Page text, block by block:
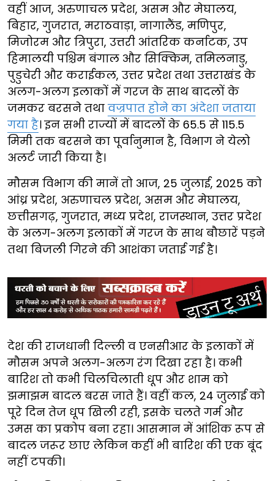
वहीं आज, अरुणाचल प्रदेश, असम और मेघालय,
बिहार, गुजरात, मराठवाड़ा, नागालैंड, मणिपुर,
मिजोरम और त्रिपुरा, उत्तरी आंतरिक कर्नाटक, उप
हिमालयी पश्चिम बंगाल और सिक्किम, तमिलनाडु,
पुडुचेरी और कराईकल, उत्तर प्रदेश तथा उत्तराखंड के
अलग-अलग इलाकों में गरज के साथ बादलों के
जमकर बरसने तथा वज्रपात होने का अंदेशा जताया
गया है। इन सभी राज्यों में बादलों के 65.5 से 115.5
मिमी तक बरसने का पूर्वानुमान है, विभाग ने येलो
अलर्ट जारी किया है।
मौसम विभाग की मानें तो आज, 25 जुलाई, 2025 को
आंध्र प्रदेश, अरुणाचल प्रदेश, असम और मेघालय,
छत्तीसगढ़, गुजरात, मध्य प्रदेश, राजस्थान, उत्तर प्रदेश
के अलग-अलग इलाकों में गरज के साथ बौछारें पड़ने
तथा बिजली गिरने की आशंका जताई गई है।
देश की राजधानी दिल्ली व एनसीआर के इलाकों में
मौसम अपने अलग-अलग रंग दिखा रहा है। कभी
बारिश तो कभी चिलचिलाती धूप और शाम को
झमाझम बादल बरस जाते हैं। वहीं कल, 24 जुलाई को
पूरे दिन तेज धूप खिली रही, इसके चलते गर्म और
उमस का प्रकोप बना रहा। आसमान में आंशिक रूप से
बादल जरूर छाए लेकिन कहीं भी बारिश की एक बूंद
नहीं टपकी।